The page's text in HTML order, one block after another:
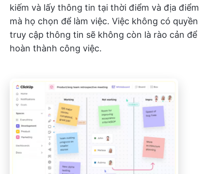
kiếm và lấy thông tin tại thời điểm và địa điểm
mà họ chọn để làm việc. Việc không có quyền
truy cập thông tin sẽ không còn là rào cản để
hoàn thành công việc.